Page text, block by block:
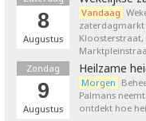
8
Augustus
Vandaag
zaterdagmarkt
Kloosterstraat,
Zondag
9
Augustus
Heilzame
Morgen
Palmans
ontdekt hoe